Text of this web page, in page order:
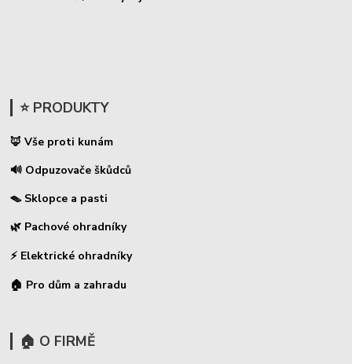
⭐ PRODUKTY
🦊 Vše proti kunám
🔊 Odpuzovače škůdců
🪤 Sklopce a pasti
🌿 Pachové ohradníky
⚡ Elektrické ohradníky
🏠 Pro dům a zahradu
🏠 O FIRMĚ